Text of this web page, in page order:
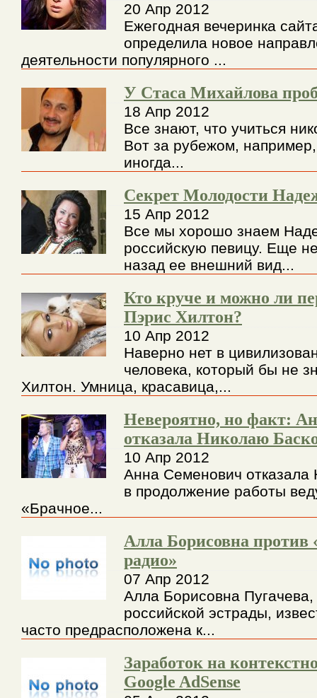
20 Апр 2012
Ежегодная вечеринка
определила новое
деятельности популярного ...
У Стаса Михайлова
18 Апр 2012
Все знают, что учиться
Вот за рубежом,
иногда...
Секрет Молодости
15 Апр 2012
Все мы хорошо знаем
российскую певицу. Еще
назад ее внешний вид...
Кто круче и можно ли
Пэрис Хилтон?
10 Апр 2012
Наверно нет в
человека, который бы не
Хилтон. Умница, красавица,...
Невероятно, но факт:
отказала Николаю
10 Апр 2012
Анна Семенович отказала
в продолжение работы
«Брачное...
Алла Борисовна против
радио»
07 Апр 2012
Алла Борисовна
российской эстрады,
часто предрасположена к...
Заработок на
Google AdSense